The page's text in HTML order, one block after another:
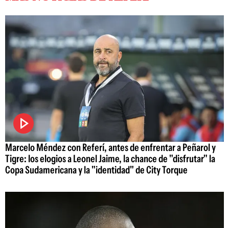
Marcelo Méndez con Referí, antes de enfrentar a Peñarol y
Tigre: los elogios a Leonel Jaime, la chance de "disfrutar" la
Copa Sudamericana y la "identidad" de City Torque